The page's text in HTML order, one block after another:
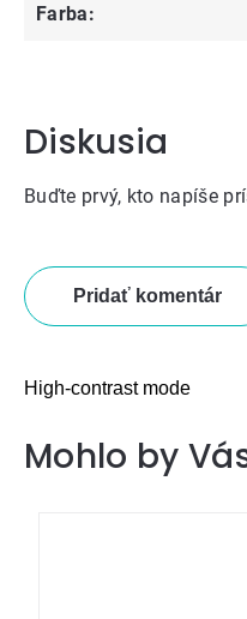
Farba:
Diskusia
Buďte prvý, kto napíše
Pridať komentár
High-contrast mode
Mohlo by